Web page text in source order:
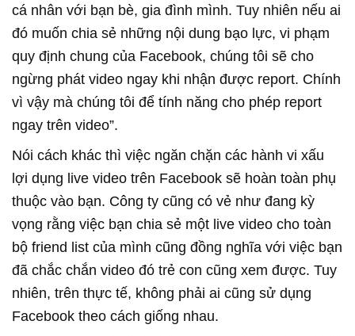
cá nhân với bạn bè, gia đình mình. Tuy nhiên nếu ai
đó muốn chia sẻ những nội dung bạo lực, vi phạm
quy định chung của Facebook, chúng tôi sẽ cho
ngừng phát video ngay khi nhận được report. Chính
vì vậy mà chúng tôi để tính năng cho phép report
ngay trên video”.
Nói cách khác thì việc ngăn chặn các hành vi xấu
lợi dụng live video trên Facebook sẽ hoàn toàn phụ
thuộc vào bạn. Công ty cũng có vẻ như đang kỳ
vọng rằng việc bạn chia sẻ một live video cho toàn
bộ friend list của mình cũng đồng nghĩa với việc bạn
đã chắc chắn video đó trẻ con cũng xem được. Tuy
nhiên, trên thực tế, không phải ai cũng sử dụng
Facebook theo cách giống nhau.